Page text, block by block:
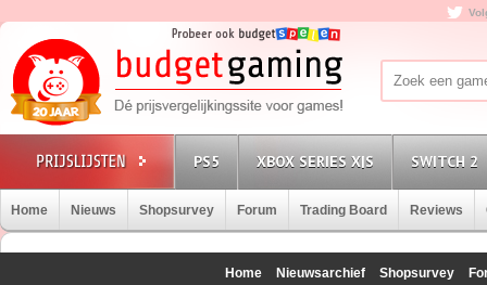
PS5 XBOX SERIES X|S SWITCH 2
Home Nieuws Shopsurvey Forum Trading Board Reviews
Home Nieuwsarchief Shopsurvey